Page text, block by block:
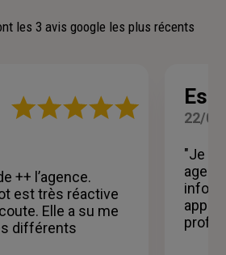
les 3 avis google les plus récents
Note
étoiles
++ l’agence.
est très réactive
Elle a su me
différents
22/
"Je
appel